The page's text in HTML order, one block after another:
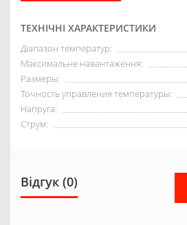
ТЕХНІЧНІ ХАРАКТЕРИСТИКИ
Діапазон температур:
Максимальне навантаження:
Размеры:
Точность управления температуры:
Напруга:
Струм:
Відгук (0)